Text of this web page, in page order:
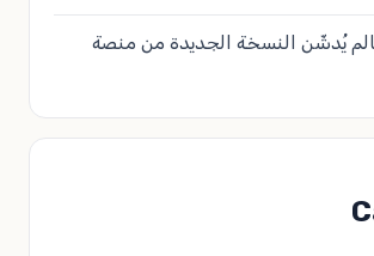
يُدشّن النسخة الجديدة من منصة